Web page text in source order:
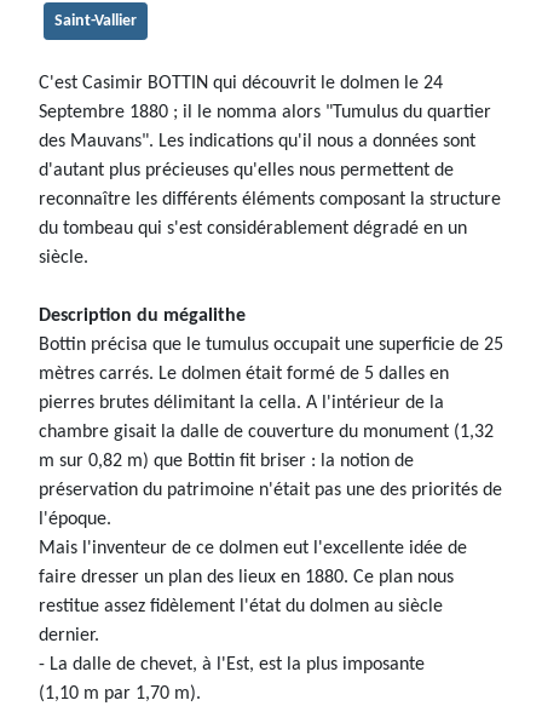
Saint-Vallier
C'est Casimir BOTTIN qui découvrit le dolmen le 24
Septembre 1880 ; il le nomma alors "Tumulus du quartier
des Mauvans". Les indications qu'il nous a données sont
d'autant plus précieuses qu'elles nous permettent de
reconnaître les différents éléments composant la structure
du tombeau qui s'est considérablement dégradé en un
siècle.
Description du mégalithe
Bottin précisa que le tumulus occupait une superficie de 25
mètres carrés. Le dolmen était formé de 5 dalles en
pierres brutes délimitant la cella. A l'intérieur de la
chambre gisait la dalle de couverture du monument (1,32
m sur 0,82 m) que Bottin fit briser : la notion de
préservation du patrimoine n'était pas une des priorités de
l'époque.
Mais l'inventeur de ce dolmen eut l'excellente idée de
faire dresser un plan des lieux en 1880. Ce plan nous
restitue assez fidèlement l'état du dolmen au siècle
dernier.
- La dalle de chevet, à l'Est, est la plus imposante
(1,10 m par 1,70 m).